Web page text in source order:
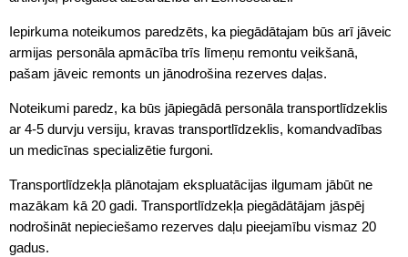
Iepirkuma noteikumos paredzēts, ka piegādātajam būs arī jāveic
armijas personāla apmācība trīs līmeņu remontu veikšanā,
pašam jāveic remonts un jānodrošina rezerves daļas.
Noteikumi paredz, ka būs jāpiegādā personāla transportlīdzeklis
ar 4-5 durvju versiju, kravas transportlīdzeklis, komandvadības
un medicīnas specializētie furgoni.
Transportlīdzekļa plānotajam ekspluatācijas ilgumam jābūt ne
mazākam kā 20 gadi. Transportlīdzekļa piegādātājam jāspēj
nodrošināt nepieciešamo rezerves daļu pieejamību vismaz 20
gadus.